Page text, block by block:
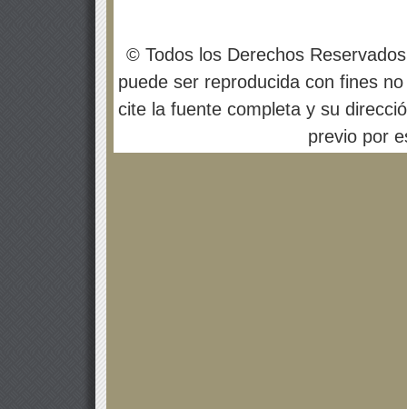
© Todos los Derechos
puede ser reproducida con fines
cite la fuente completa y su
previo por